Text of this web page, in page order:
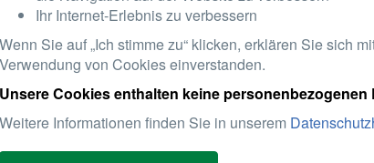
Ihr Internet-Erlebnis zu verbessern
Wenn Sie auf „Ich stimme zu“ klicken, erklären Sie sich
Verwendung von Cookies einverstanden.
Unsere Cookies enthalten keine personenbezogenen
Weitere Informationen finden Sie in unserem